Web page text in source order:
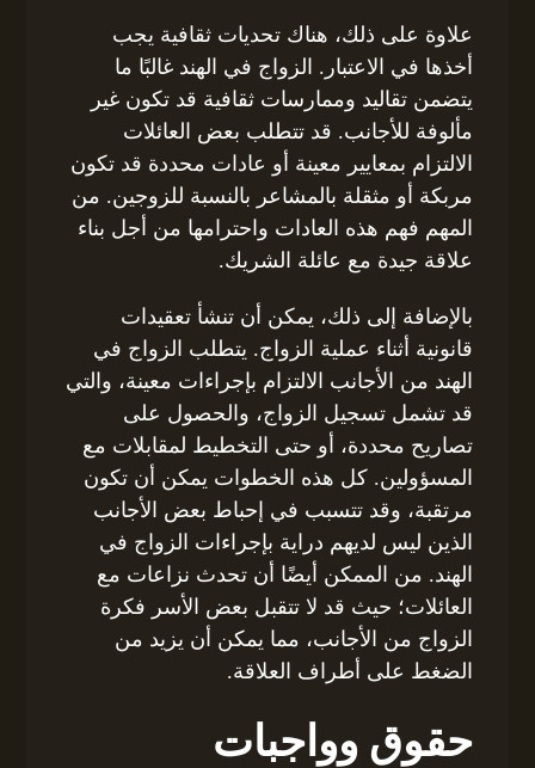
علاوة على ذلك، هناك تحديات ثقافية يجب
أخذها في الاعتبار. الزواج في الهند غالبًا ما
يتضمن تقاليد وممارسات ثقافية قد تكون غير
مألوفة للأجانب. قد تتطلب بعض العائلات
الالتزام بمعايير معينة أو عادات محددة قد تكون
مربكة أو مثقلة بالمشاعر بالنسبة للزوجين. من
المهم فهم هذه العادات واحترامها من أجل بناء
علاقة جيدة مع عائلة الشريك.
بالإضافة إلى ذلك، يمكن أن تنشأ تعقيدات
قانونية أثناء عملية الزواج. يتطلب الزواج في
الهند من الأجانب الالتزام بإجراءات معينة، والتي
قد تشمل تسجيل الزواج، والحصول على
تصاريح محددة، أو حتى التخطيط لمقابلات مع
المسؤولين. كل هذه الخطوات يمكن أن تكون
مرتقبة، وقد تتسبب في إحباط بعض الأجانب
الذين ليس لديهم دراية بإجراءات الزواج في
الهند. من الممكن أيضًا أن تحدث نزاعات مع
العائلات؛ حيث قد لا تتقبل بعض الأسر فكرة
الزواج من الأجانب، مما يمكن أن يزيد من
الضغط على أطراف العلاقة.
حقوق وواجبات